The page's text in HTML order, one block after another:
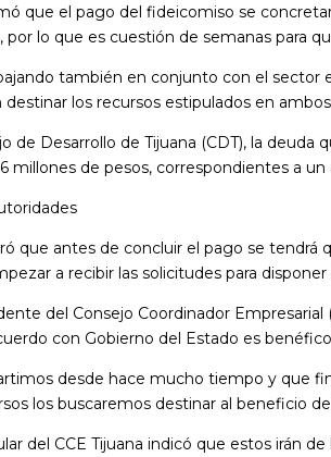
que el pago del fideicomiso se
por lo que es cuestión de semanas para
también en conjunto con el sector
los recursos estipulados en
de Desarrollo de Tijuana (CDT), la
millones de pesos, correspondientes a
que antes de concluir el pago se
a recibir las solicitudes para
del Consejo Coordinador Empresarial
con Gobierno del Estado es
desde hace mucho tiempo y que
los buscaremos destinar al beneficio
del CCE Tijuana indicó que estos irán